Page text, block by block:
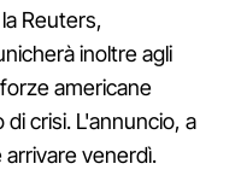
Reuters,
inoltre agli
americane
di crisi. L'annuncio, a
venerdì.